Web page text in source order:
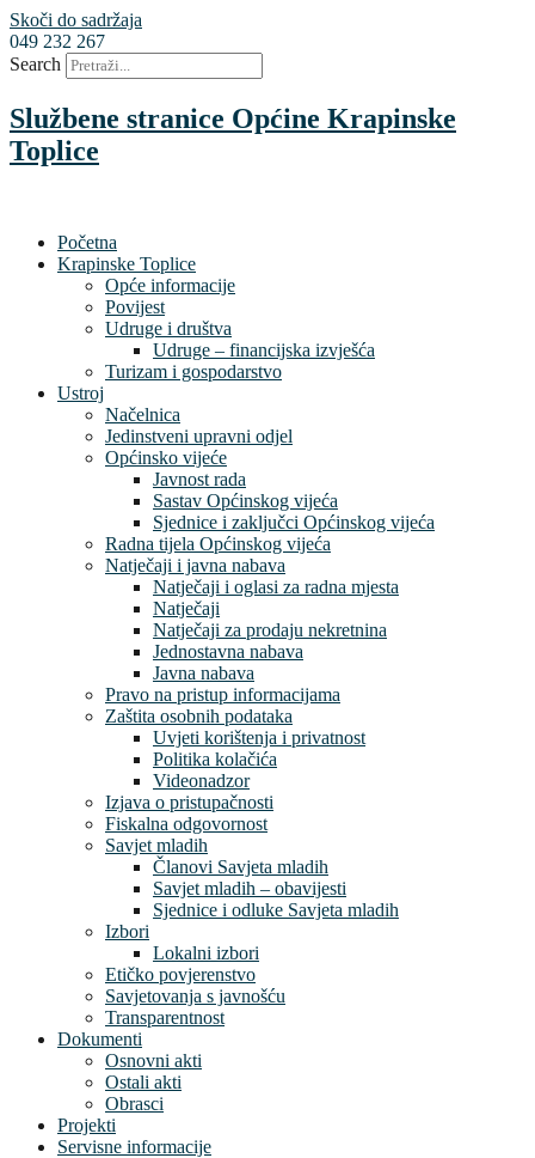
Skoči do sadržaja
049 232 267
Search
Službene stranice Općine Krapinske
Toplice
Početna
Krapinske Toplice
Opće informacije
Povijest
Udruge i društva
Udruge – financijska izvješća
Turizam i gospodarstvo
Ustroj
Načelnica
Jedinstveni upravni odjel
Općinsko vijeće
Javnost rada
Sastav Općinskog vijeća
Sjednice i zaključci Općinskog vijeća
Radna tijela Općinskog vijeća
Natječaji i javna nabava
Natječaji i oglasi za radna mjesta
Natječaji
Natječaji za prodaju nekretnina
Jednostavna nabava
Javna nabava
Pravo na pristup informacijama
Zaštita osobnih podataka
Uvjeti korištenja i privatnost
Politika kolačića
Videonadzor
Izjava o pristupačnosti
Fiskalna odgovornost
Savjet mladih
Članovi Savjeta mladih
Savjet mladih – obavijesti
Sjednice i odluke Savjeta mladih
Izbori
Lokalni izbori
Etičko povjerenstvo
Savjetovanja s javnošću
Transparentnost
Dokumenti
Osnovni akti
Ostali akti
Obrasci
Projekti
Servisne informacije